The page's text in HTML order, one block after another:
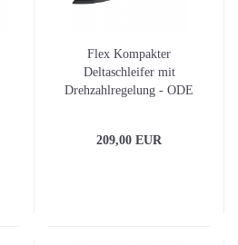
Flex Kompakter
Deltaschleifer mit
Drehzahlregelung - ODE
209,00 EUR